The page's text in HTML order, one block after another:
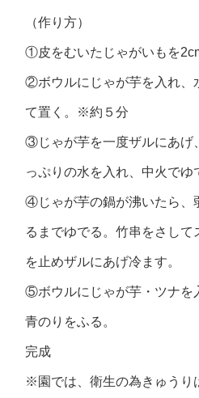
（作り方）
①皮をむいたじゃがいもを
②ボウルにじゃが芋を入れ、
て置く。※約５分
③じゃが芋を一度ザルにあげ
っぷりの水を入れ、中火で
④じゃが芋の鍋が沸いたら、
るまでゆでる。竹串をさして
を止めザルにあげ冷ます。
⑤ボウルにじゃが芋・ツナを
青のりをふる。
完成
※園では、衛生の為きゅうり